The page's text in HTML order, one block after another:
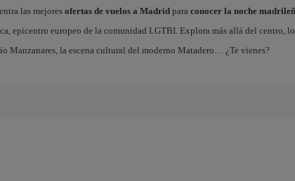
las mejoresofertas de vuelos a Madridpara conocer la noche
epicentro europeo de la comunidad LGTBI. Explora más allá del centro,
Manzanares, la escena cultural del moderno Matadero… ¿Te vienes?